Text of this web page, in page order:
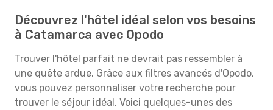
Découvrez l'hôtel idéal selon vos besoins
à Catamarca avec Opodo
Trouver l'hôtel parfait ne devrait pas ressembler à
une quête ardue. Grâce aux filtres avancés d'Opodo,
vous pouvez personnaliser votre recherche pour
trouver le séjour idéal. Voici quelques-unes des